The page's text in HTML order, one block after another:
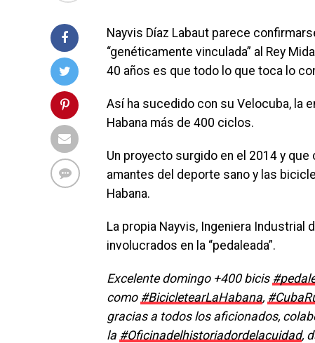
Nayvis Díaz Labaut parece
“genéticamente vinculada” al Rey
40 años es que todo lo que toca lo
Así ha sucedido con su Velocuba, la
Habana más de 400 ciclos.
Un proyecto surgido en el 2014 y
amantes del deporte sano y las
Habana.
La propia Nayvis, Ingeniera
involucrados en la “pedaleada”.
Excelente domingo +400 bicis #
como #BicicletearLaHabana, #
gracias a todos los aficionados,
la #Oficinadelhistoriadordelacuidad,